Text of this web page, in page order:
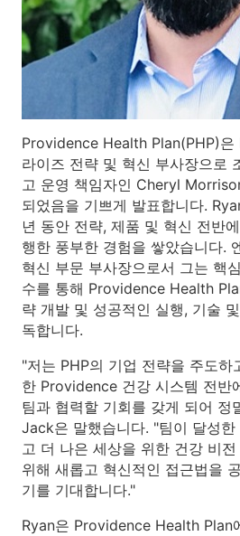
Providence Health Plan(PHP)은
라이즈 전략 및 혁신 부사장으로
고 운영 책임자인 Cheryl
되었음을 기쁘게 발표합니다.
년 동안 전략, 제품 및 혁신 전반
행한 풍부한 경험을 쌓았습니다.
혁신 부문 부사장으로서 그는 핵
수를 통해 Providence Health
략 개발 및 성공적인 실행, 기술
독합니다.
"저는 PHP의 기업 전략을 주도하
한 Providence 건강 시스템 전반
팀과 협력할 기회를 갖게 되어 정
Jack은 말했습니다. "팀이 달성
고 더 나은 세상을 위한 건강 비
위해 새롭고 혁신적인 접근법을
기를 기대합니다."
Ryan은 Providence Health Plan